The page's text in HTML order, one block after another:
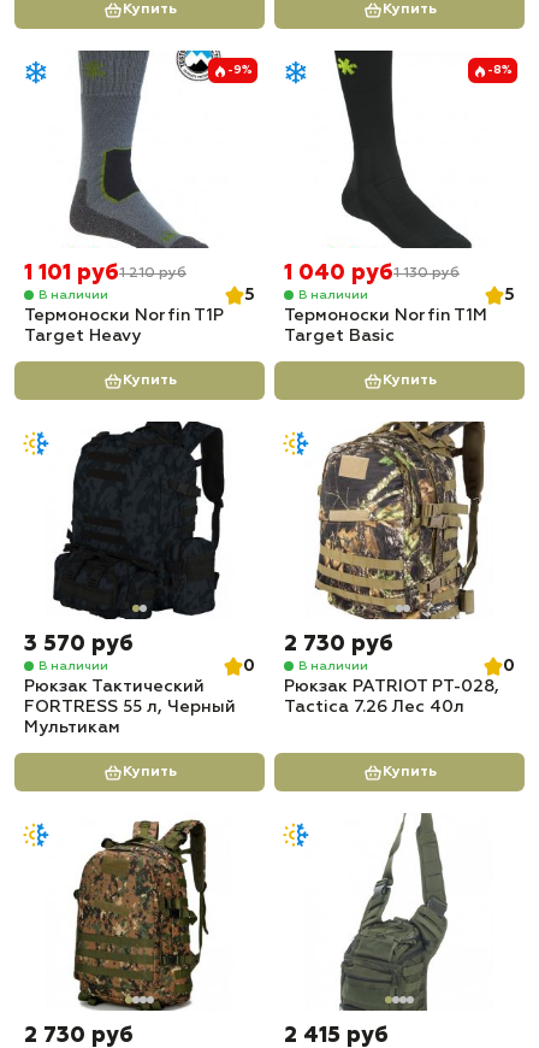
Купить Купить
-9%
1 101 руб1 210 руб
В наличии
5
Термоноски Norfin T1P
Target Heavy
Купить
-8%
1 040 руб1 130 руб
В наличии
5
Термоноски Norfin T1M
Target Basic
Купить
3 570 руб
В наличии
0
Рюкзак Тактический
FORTRESS 55 л, Черный
Мультикам
Купить
2 730 руб
В наличии
0
Рюкзак PATRIOT РТ-028,
Tactica 7.26 Лес 40л
Купить
2 730 руб 2 415 руб